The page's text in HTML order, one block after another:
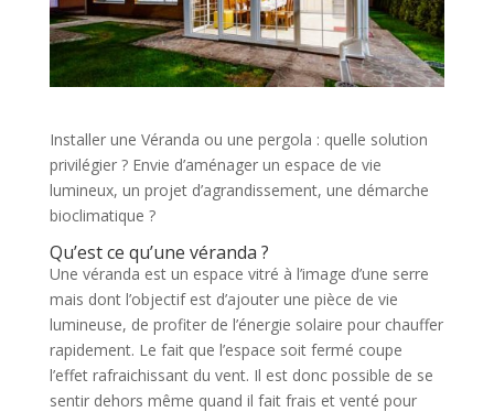
Installer une Véranda ou une pergola : quelle solution
privilégier ? Envie d’aménager un espace de vie
lumineux, un projet d’agrandissement, une démarche
bioclimatique ?
Qu’est ce qu’une véranda ?
Une véranda est un espace vitré à l’image d’une serre
mais dont l’objectif est d’ajouter une pièce de vie
lumineuse, de profiter de l’énergie solaire pour chauffer
rapidement. Le fait que l’espace soit fermé coupe
l’effet rafraichissant du vent. Il est donc possible de se
sentir dehors même quand il fait frais et venté pour